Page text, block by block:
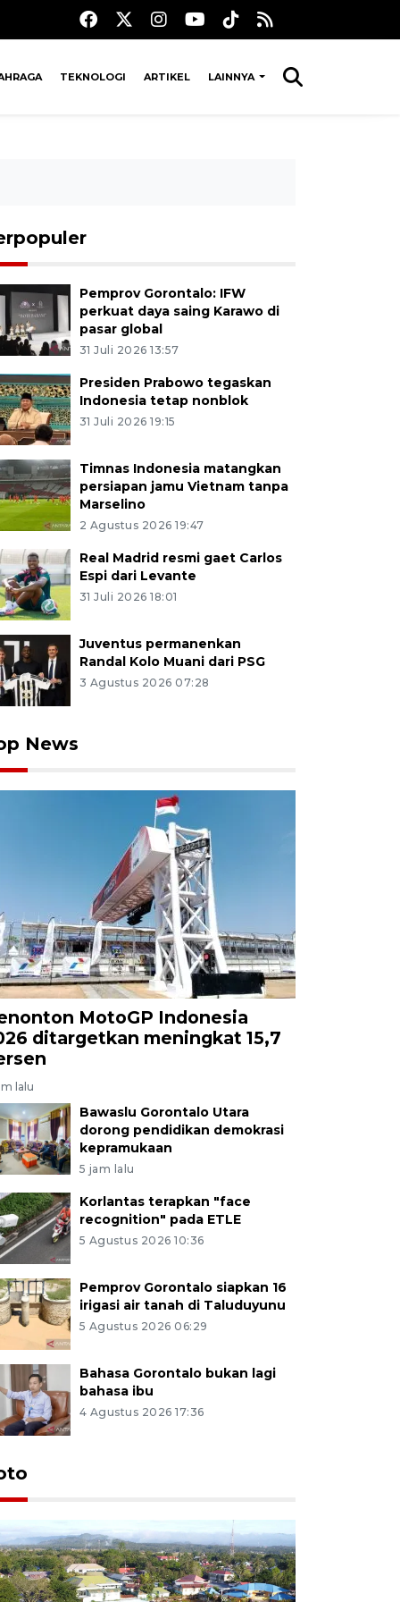
TEKNOLOGI ARTIKEL LAINNYA
Pemprov Gorontalo: IFW
perkuat daya saing Karawo di
pasar global
31 Juli 2026 13:57
Presiden Prabowo tegaskan
Indonesia tetap nonblok
31 Juli 2026 19:15
Timnas Indonesia matangkan
persiapan jamu Vietnam tanpa
Marselino
2 Agustus 2026 19:47
Real Madrid resmi gaet Carlos
Espi dari Levante
31 Juli 2026 18:01
Juventus permanenkan
Randal Kolo Muani dari PSG
3 Agustus 2026 07:28
News
MotoGP Indonesia
ditargetkan meningkat 15,7
lalu
Bawaslu Gorontalo Utara
dorong pendidikan demokrasi
kepramukaan
5 jam lalu
Korlantas terapkan "face
recognition" pada ETLE
5 Agustus 2026 10:36
Pemprov Gorontalo siapkan 16
irigasi air tanah di Taluduyunu
5 Agustus 2026 06:29
Bahasa Gorontalo bukan lagi
bahasa ibu
4 Agustus 2026 17:36